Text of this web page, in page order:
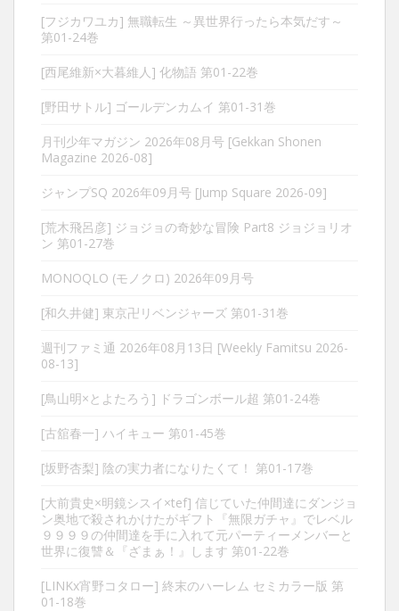
[フジカワユカ] 無職転生 ～異世界行ったら本気だす～
第01-24巻
[西尾維新×大暮維人] 化物語 第01-22巻
[野田サトル] ゴールデンカムイ 第01-31巻
月刊少年マガジン 2026年08月号 [Gekkan Shonen
Magazine 2026-08]
ジャンプSQ 2026年09月号 [Jump Square 2026-09]
[荒木飛呂彦] ジョジョの奇妙な冒険 Part8 ジョジョリオ
ン 第01-27巻
MONOQLO (モノクロ) 2026年09月号
[和久井健] 東京卍リベンジャーズ 第01-31巻
週刊ファミ通 2026年08月13日 [Weekly Famitsu 2026-
08-13]
[鳥山明×とよたろう] ドラゴンボール超 第01-24巻
[古舘春一] ハイキュー 第01-45巻
[坂野杏梨] 陰の実力者になりたくて！ 第01-17巻
[大前貴史×明鏡シスイ×tef] 信じていた仲間達にダンジョ
ン奥地で殺されかけたがギフト『無限ガチャ』でレベル
９９９９の仲間達を手に入れて元パーティーメンバーと
世界に復讐＆『ざまぁ！』します 第01-22巻
[LINKx宵野コタロー] 終末のハーレム セミカラー版 第
01-18巻